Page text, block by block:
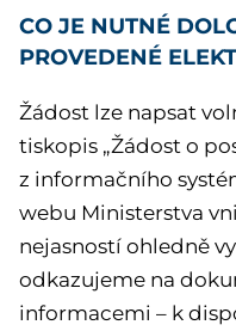
CO JE NUTNÉ
PROVEDENÉ
Žádost lze napsat
tiskopis „Žádost o
z informačního
webu Ministerstva
nejasností ohledně
odkazujeme na
informacemi – k